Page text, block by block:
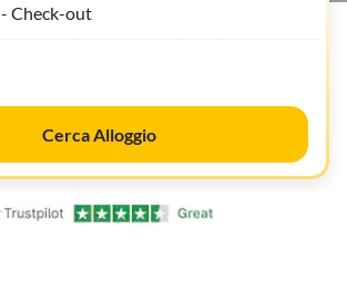
Check-out
Cerca Alloggio